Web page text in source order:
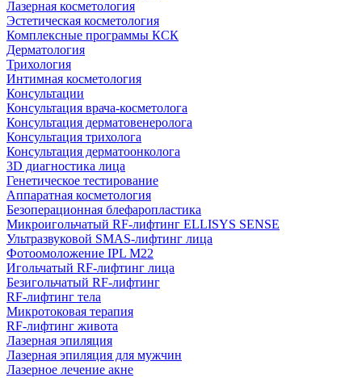
Лазерная косметология
Эстетическая косметология
Комплексные программы КСК
Дерматология
Трихология
Интимная косметология
Консультации
Консультация врача-косметолога
Консультация дерматовенеролога
Консультация трихолога
Консультация дерматоонколога
3D диагностика лица
Генетическое тестирование
Аппаратная косметология
Безоперационная блефаропластика
Микроигольчатый RF-лифтинг ELLISYS SENSE
Ультразвуковой SMAS-лифтинг лица
Фотоомоложение IPL M22
Игольчатый RF-лифтинг лица
Безигольчатый RF-лифтинг
RF-лифтинг тела
Микротоковая терапия
RF-лифтинг живота
Лазерная эпиляция
Лазерная эпиляция для мужчин
Лазерное лечение акне